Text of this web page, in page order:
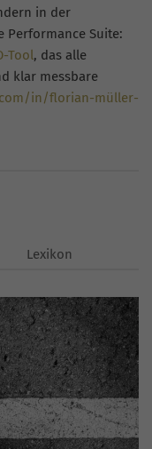
in der
Performance Suite:
Tool, das alle
klar messbare
in/florian-müller-
Lexikon